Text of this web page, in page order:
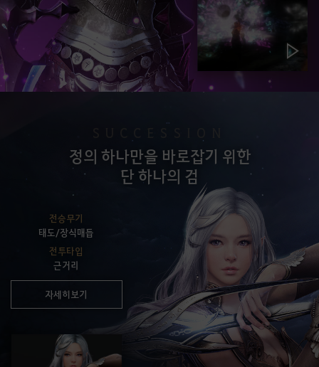
정의 하나만을 바로잡기 위한
단 하나의 검
전승무기
태도/장식매듭
전투타입
근거리
자세히보기